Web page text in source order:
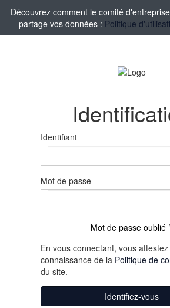
Découvrez comment le comité
partage vos données : Politique
Identifiant
Mot de passe
Mot de passe oublié
En vous connectant, vous
connaissance de la Politique de
du site.
Identifiez-vous